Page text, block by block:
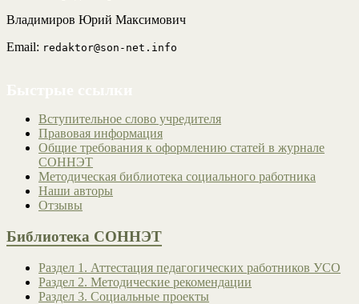
Владимиров Юрий Максимович
Email: redaktor@son-net.info
Вступительное слово учредителя
Правовая информация
Общие требования к оформлению статей в журнале
СОННЭТ
Методическая библиотека социального работника
Наши авторы
Отзывы
Библиотека СОННЭТ
Раздел 1. Аттестация педагогических работников УСО
Раздел 2. Методические рекомендации
Раздел 3. Социальные проекты